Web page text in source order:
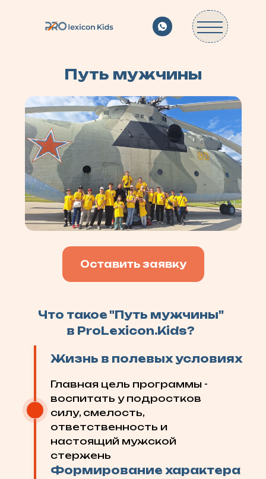
Путь мужчины
Оставить заявку
Главная цель программы -
воспитать у подростков
силу, смелость,
ответственность и
настоящий мужской
стержень
Формирование характера
Жизнь в полевых условиях
Что такое "Путь мужчины"
в ProLexicon.Kids?